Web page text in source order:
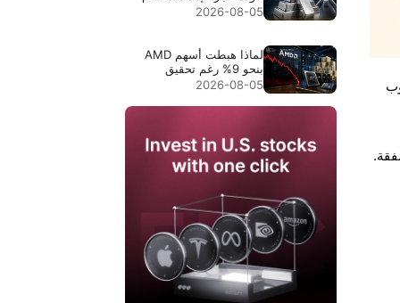
2026 إلى دائرة الاهتمام
2026-08-05
لماذا هبطت أسهم AMD
بنحو 9% رغم تحقيق
إيرادات قياسية بقيمة
2026-08-05